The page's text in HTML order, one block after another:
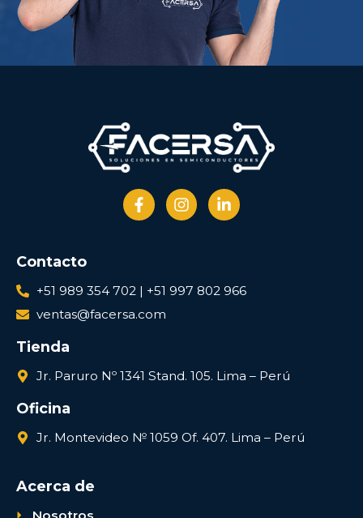
Contacto
+51 989 354 702 | +51 997 802 966
ventas@facersa.com
Tienda
Jr. Paruro Nº 1341 Stand. 105. Lima – Perú
Oficina
Jr. Montevideo № 1059 Of. 407. Lima – Perú
Acerca de
Nosotros